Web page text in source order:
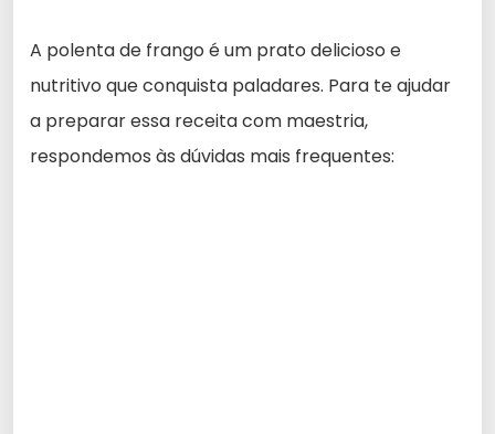
A polenta de frango é um prato delicioso e
nutritivo que conquista paladares. Para te ajudar
a preparar essa receita com maestria,
respondemos às dúvidas mais frequentes: